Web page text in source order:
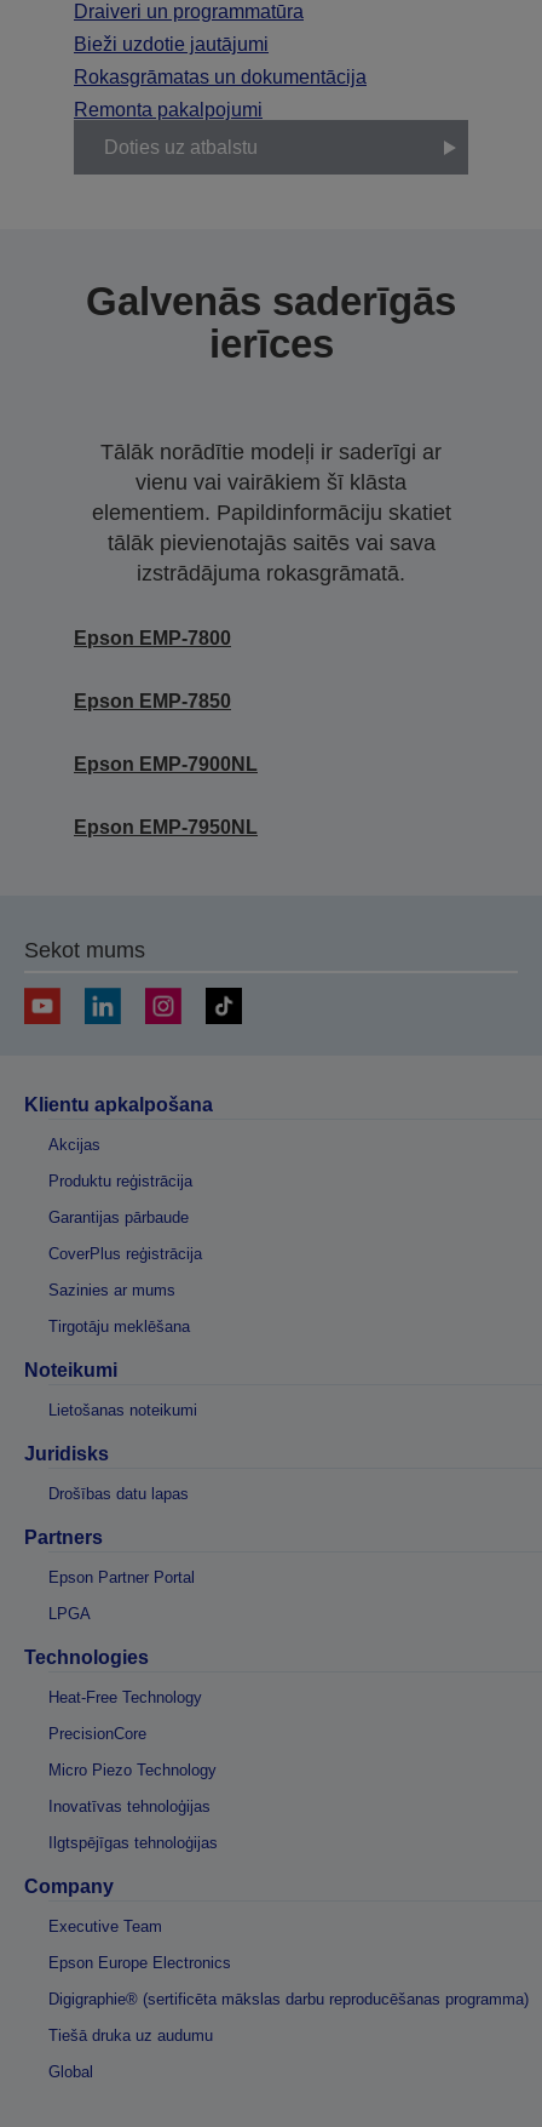
Draiveri un programmatūra
Bieži uzdotie jautājumi
Rokasgrāmatas un dokumentācija
Remonta pakalpojumi
Doties uz atbalstu
Galvenās saderīgās
ierīces
Tālāk norādītie modeļi ir saderīgi ar
vienu vai vairākiem šī klāsta
elementiem. Papildinformāciju skatiet
tālāk pievienotajās saitēs vai sava
izstrādājuma rokasgrāmatā.
Epson EMP-7800
Epson EMP-7850
Epson EMP-7900NL
Epson EMP-7950NL
Sekot mums
Klientu apkalpošana
Akcijas
Produktu reģistrācija
Garantijas pārbaude
CoverPlus reģistrācija
Sazinies ar mums
Tirgotāju meklēšana
Noteikumi
Lietošanas noteikumi
Juridisks
Drošības datu lapas
Partners
Epson Partner Portal
LPGA
Technologies
Heat-Free Technology
PrecisionCore
Micro Piezo Technology
Inovatīvas tehnoloģijas
Ilgtspējīgas tehnoloģijas
Company
Executive Team
Epson Europe Electronics
Digigraphie® (sertificēta mākslas darbu reproducēšanas programma)
Tiešā druka uz audumu
Global